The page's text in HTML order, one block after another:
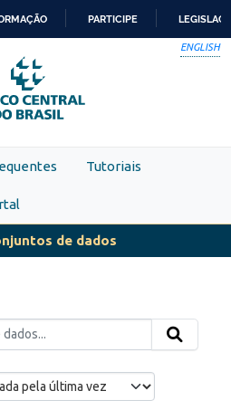
PARA
O
CONTEÚDO
PARTICIPE
ENGLISH
Tutoriais
de dados